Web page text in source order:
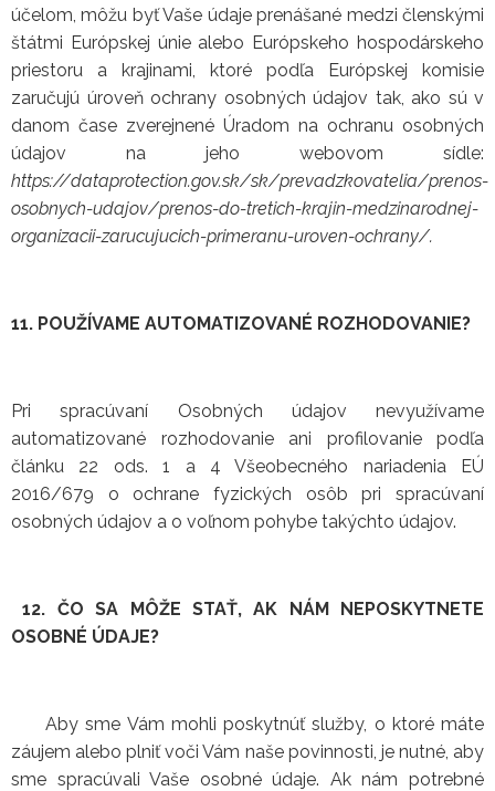
účelom, môžu byť Vaše údaje prenášané medzi členskými
štátmi Európskej únie alebo Európskeho hospodárskeho
priestoru a krajinami, ktoré podľa Európskej komisie
zaručujú úroveň ochrany osobných údajov tak, ako sú v
danom čase zverejnené Úradom na ochranu osobných
údajov na jeho webovom sídle:
https://dataprotection.gov.sk/sk/prevadzkovatelia/prenos-
osobnych-udajov/prenos-do-tretich-krajin-medzinarodnej-
organizacii-zarucujucich-primeranu-uroven-ochrany/.
11. POUŽÍVAME AUTOMATIZOVANÉ ROZHODOVANIE?
Pri spracúvaní Osobných údajov nevyužívame
automatizované rozhodovanie ani profilovanie podľa
článku 22 ods. 1 a 4 Všeobecného nariadenia EÚ
2016/679 o ochrane fyzických osôb pri spracúvaní
osobných údajov a o voľnom pohybe takýchto údajov.
12. ČO SA MÔŽE STAŤ, AK NÁM NEPOSKYTNETE
OSOBNÉ ÚDAJE?
Aby sme Vám mohli poskytnúť služby, o ktoré máte
záujem alebo plniť voči Vám naše povinnosti, je nutné, aby
sme spracúvali Vaše osobné údaje. Ak nám potrebné